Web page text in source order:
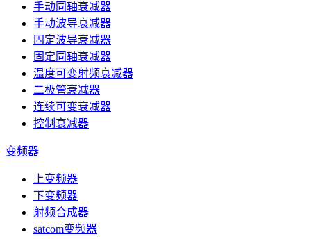
手动同轴衰减器
手动波导衰减器
固定波导衰减器
固定同轴衰减器
温度可变射频衰减器
二极管衰减器
连续可变衰减器
控制衰减器
变频器
上变频器
下变频器
射频合成器
satcom变频器